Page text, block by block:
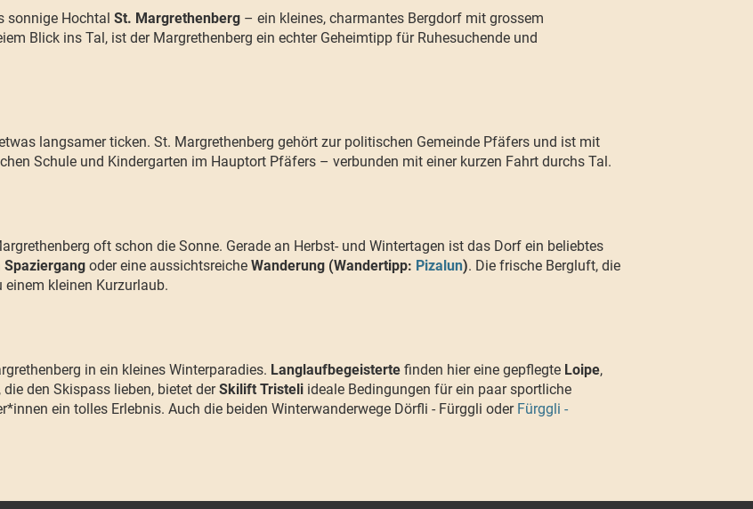
sonnige Hochtal St. Margrethenberg – ein kleines, charmantes Bergdorf mit grossem
Blick ins Tal, ist der Margrethenberg ein echter Geheimtipp für Ruhesuchende und
langsamer ticken. St. Margrethenberg gehört zur politischen Gemeinde Pfäfers und ist mit
Schule und Kindergarten im Hauptort Pfäfers – verbunden mit einer kurzen Fahrt durchs Tal.
oft schon die Sonne. Gerade an Herbst- und Wintertagen ist das Dorf ein beliebtes
Spaziergang oder eine aussichtsreiche Wanderung (Wandertipp: Pizalun). Die frische Bergluft, die
kleinen Kurzurlaub.
in ein kleines Winterparadies. Langlaufbegeisterte finden hier eine gepflegte Loipe,
den Skispass lieben, bietet derSkilift Tristeli ideale Bedingungen für ein paar sportliche
ein tolles Erlebnis. Auch die beiden Winterwanderwege Dörfli - Fürggli oder Fürggli -